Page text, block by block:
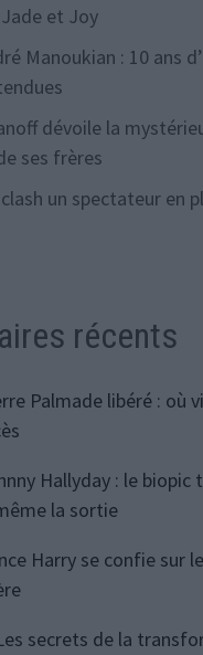
et Joy
Manoukian : 10 ans
dévoile la
ses frères
un spectateur en
récents
Palmade libéré : où
Hallyday : le
la sortie
Harry se confie sur
secrets de la